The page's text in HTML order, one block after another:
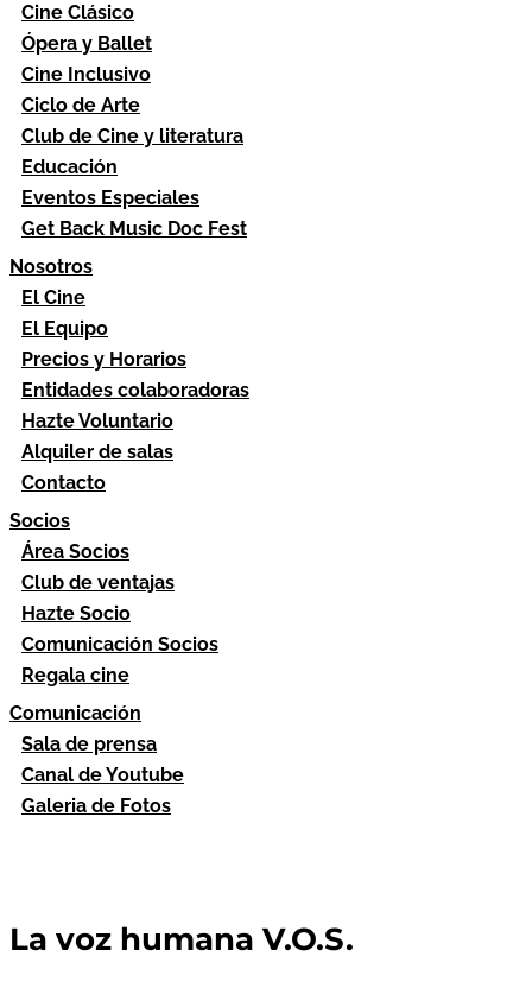
Cine Clásico
Ópera y Ballet
Cine Inclusivo
Ciclo de Arte
Club de Cine y literatura
Educación
Eventos Especiales
Get Back Music Doc Fest
Nosotros
El Cine
El Equipo
Precios y Horarios
Entidades colaboradoras
Hazte Voluntario
Alquiler de salas
Contacto
Socios
Área Socios
Club de ventajas
Hazte Socio
Comunicación Socios
Regala cine
Comunicación
Sala de prensa
Canal de Youtube
Galeria de Fotos
La voz humana V.O.S.